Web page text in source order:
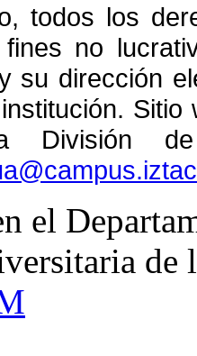
todos los
fines no
su dirección
División
el